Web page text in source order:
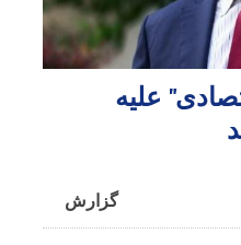
علیه
گزارش